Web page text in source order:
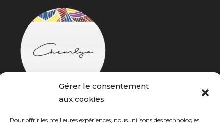
Gérer le consentement
aux cookies
Pour offrir les meilleures expériences, nous utilisons des technologies